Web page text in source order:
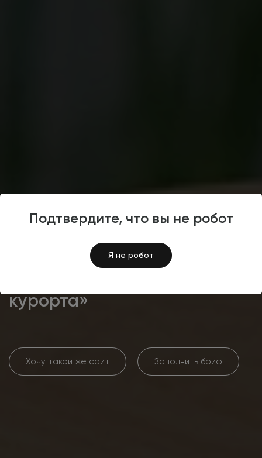
Подтвердите, что вы не робот
Я не робот
Сайты партнеров
Разработка интернет-
курорта»
Хочу такой же сайт Заполнить бриф